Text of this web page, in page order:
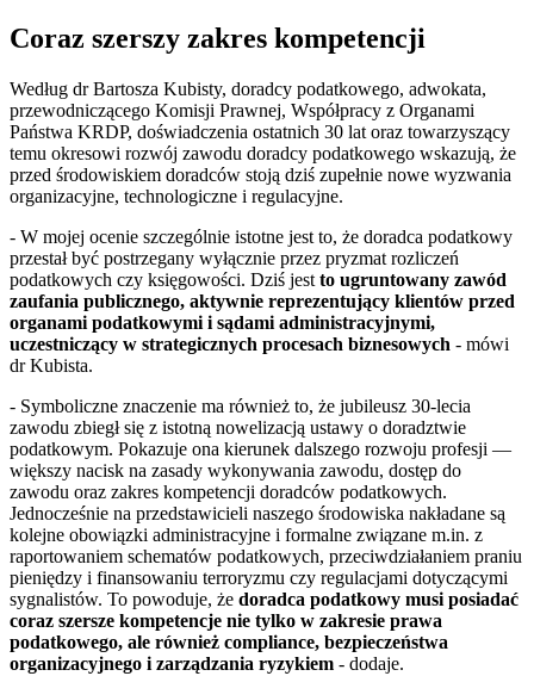
Coraz szerszy zakres kompetencji
Według dr Bartosza Kubisty, doradcy podatkowego, adwokata,
przewodniczącego Komisji Prawnej, Współpracy z Organami
Państwa KRDP, doświadczenia ostatnich 30 lat oraz towarzyszący
temu okresowi rozwój zawodu doradcy podatkowego wskazują, że
przed środowiskiem doradców stoją dziś zupełnie nowe wyzwania
organizacyjne, technologiczne i regulacyjne.
- W mojej ocenie szczególnie istotne jest to, że doradca podatkowy
przestał być postrzegany wyłącznie przez pryzmat rozliczeń
podatkowych czy księgowości. Dziś jest to ugruntowany zawód
zaufania publicznego, aktywnie reprezentujący klientów przed
organami podatkowymi i sądami administracyjnymi,
uczestniczący w strategicznych procesach biznesowych - mówi
dr Kubista.
- Symboliczne znaczenie ma również to, że jubileusz 30-lecia
zawodu zbiegł się z istotną nowelizacją ustawy o doradztwie
podatkowym. Pokazuje ona kierunek dalszego rozwoju profesji —
większy nacisk na zasady wykonywania zawodu, dostęp do
zawodu oraz zakres kompetencji doradców podatkowych.
Jednocześnie na przedstawicieli naszego środowiska nakładane są
kolejne obowiązki administracyjne i formalne związane m.in. z
raportowaniem schematów podatkowych, przeciwdziałaniem praniu
pieniędzy i finansowaniu terroryzmu czy regulacjami dotyczącymi
sygnalistów. To powoduje, że doradca podatkowy musi posiadać
coraz szersze kompetencje nie tylko w zakresie prawa
podatkowego, ale również compliance, bezpieczeństwa
organizacyjnego i zarządzania ryzykiem - dodaje.